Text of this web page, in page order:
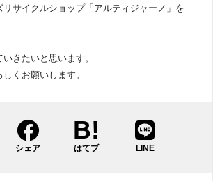
サイクルショップ「アルティジャーノ」を
きたいと思います。
くお願いします。
シェア はてブ LINE